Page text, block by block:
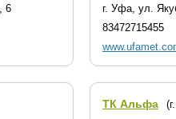
6
г. Уфа, ул.
83472715455
ТК Альфа